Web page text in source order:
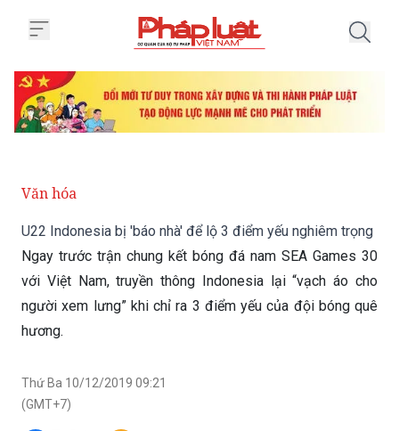
Văn hóa
U22 Indonesia bị 'báo nhà' để lộ 3 điểm yếu nghiêm trọng
Ngay trước trận chung kết bóng đá nam SEA Games 30
với Việt Nam, truyền thông Indonesia lại “vạch áo cho
người xem lưng” khi chỉ ra 3 điểm yếu của đội bóng quê
hương.
Thứ Ba 10/12/2019 09:21
(GMT+7)